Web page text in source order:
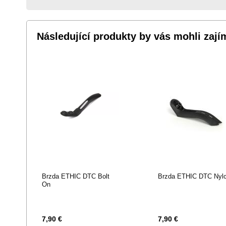
Následující produkty by vás mohli
Brzda ETHIC DTC Bolt
On
7,90 €
Brzda ETHIC DTC
7,90 €